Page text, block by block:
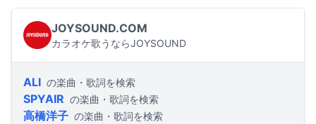
JOYSOUND.COM
カラオケ歌うならJOYSOUND
ALI の楽曲・歌詞を検索
SPYAIR の楽曲・歌詞を検索
高橋洋子 の楽曲・歌詞を検索